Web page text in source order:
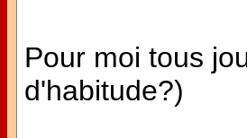
Pour moi tous
d'habitude?)